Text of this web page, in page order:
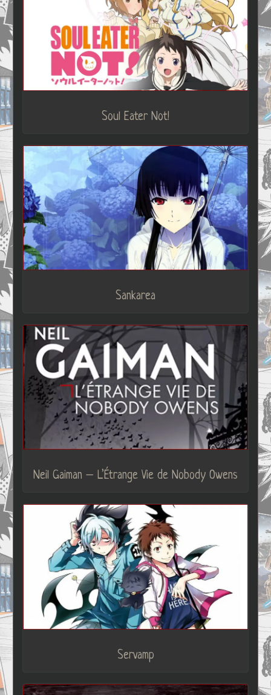
Soul Eater Not!
Sankarea
Neil Gaiman – L’Étrange Vie de Nobody Owens
Servamp